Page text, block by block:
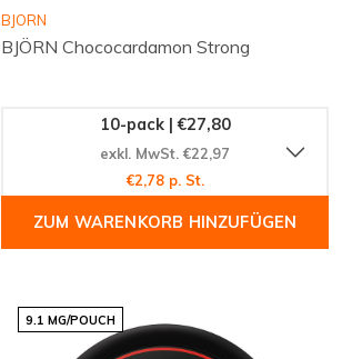
BJORN
BJÖRN Chococardamon Strong
10-pack | €27,80
exkl. MwSt. €22,97
€2,78 p. St.
ZUM WARENKORB HINZUFÜGEN
9.1 MG/POUCH